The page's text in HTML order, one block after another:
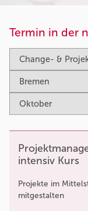
Termin in der
intensiv Kurs
Projekte im
mitgestalten